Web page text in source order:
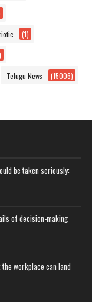
(1)
Telugu News (15006)
be taken seriously:
of decision-making
workplace can land